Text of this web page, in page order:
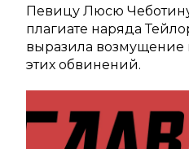
Певицу Люсю
плагиате наряда
выразила возмущение
этих обвинений.